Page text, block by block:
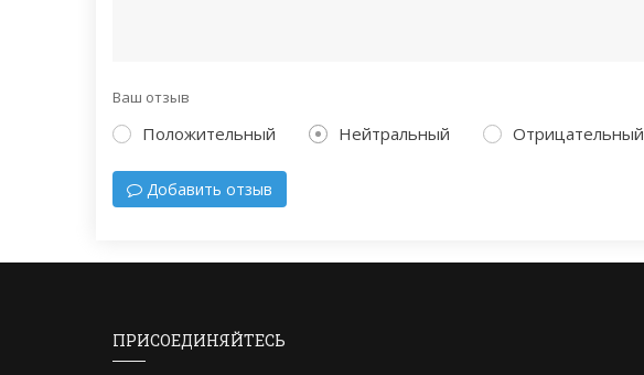
Ваш отзыв
Положительный Нейтральный Отрицательный
Добавить отзыв
ПРИСОЕДИНЯЙТЕСЬ